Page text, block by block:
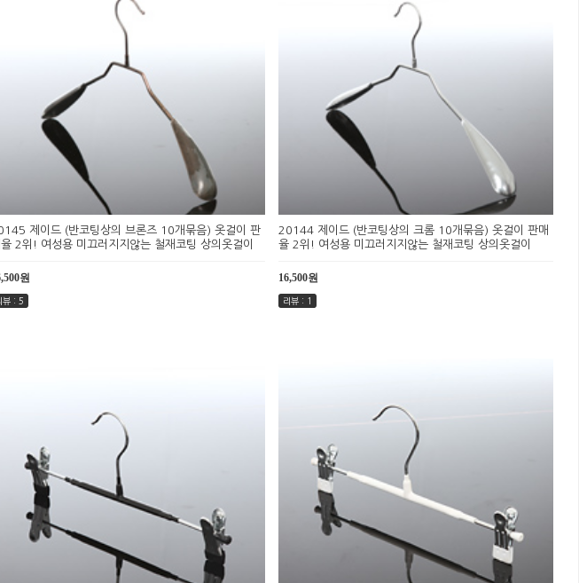
제이드 (반코팅상의 브론즈 10개묶음) 옷걸이 판
율 2위! 여성용 미끄러지지않는 철재코팅 상의옷걸이
원
뷰 : 5
20144 제이드 (반코팅상의 크롬 10개묶음) 옷걸이 판매
율 2위! 여성용 미끄러지지않는 철재코팅 상의옷걸이
16,500원
리뷰 : 1